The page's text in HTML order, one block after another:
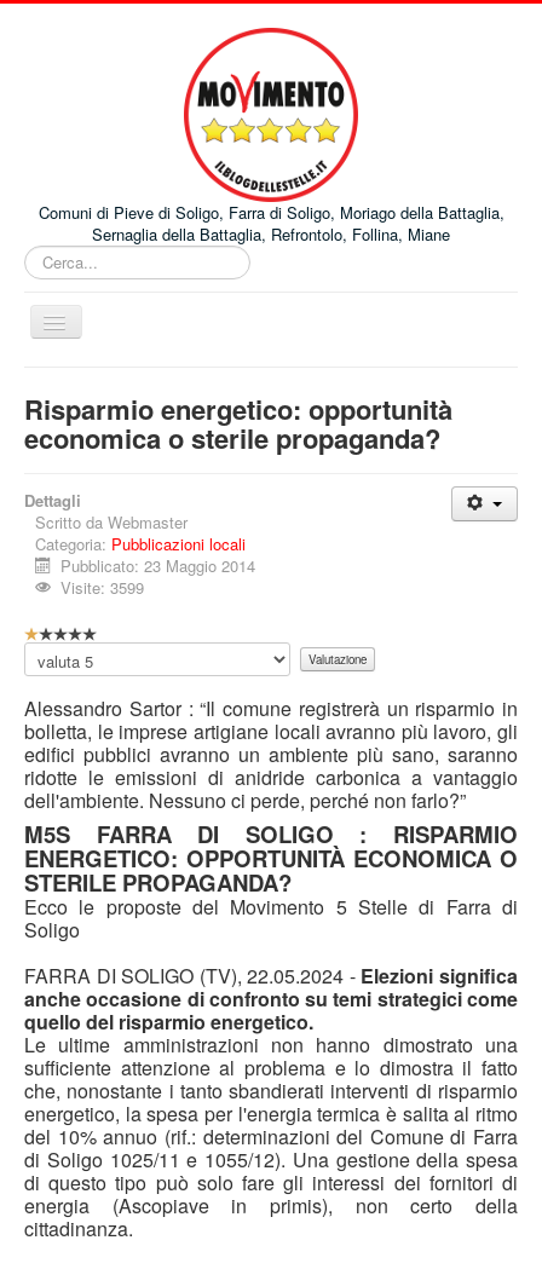
Comuni di Pieve di Soligo, Farra di Soligo, Moriago della Battaglia,
Sernaglia della Battaglia, Refrontolo, Follina, Miane
Cerca...
Cambia
navigazione
Comuni
Pubblicazioni
Video
Eventi
News
Informazioni
Links
Gruppo
Accedi
Segnalazioni
Sei qui: Home Pubblicazioni
Risparmio energetico: opportunità economica o sterile
propaganda?
Risparmio energetico: opportunità
economica o sterile propaganda?
Dettagli
Scritto da Webmaster
Categoria: Pubblicazioni locali
Pubblicato: 23 Maggio 2014
Visite: 3599
V
a
l
u
t
a
z
i
o
n
e
a
t
t
u
l
e
:
1
/
5
Valuta
Alessandro Sartor : “Il comune registrerà un risparmio in
bolletta, le imprese artigiane locali avranno più lavoro, gli
edifici pubblici avranno un ambiente più sano, saranno
ridotte le emissioni di anidride carbonica a vantaggio
dell'ambiente. Nessuno ci perde, perché non farlo?”
M5S FARRA DI SOLIGO : RISPARMIO
ENERGETICO: OPPORTUNITÀ ECONOMICA O
STERILE PROPAGANDA?
Ecco le proposte del Movimento 5 Stelle di Farra di
Soligo
FARRA DI SOLIGO (TV), 22.05.2024 - Elezioni significa
anche occasione di confronto su temi strategici come
quello del risparmio energetico.
Le ultime amministrazioni non hanno dimostrato una
sufficiente attenzione al problema e lo dimostra il fatto
che, nonostante i tanto sbandierati interventi di risparmio
energetico, la spesa per l'energia termica è salita al ritmo
del 10% annuo (rif.: determinazioni del Comune di Farra
di Soligo 1025/11 e 1055/12). Una gestione della spesa
di questo tipo può solo fare gli interessi dei fornitori di
energia (Ascopiave in primis), non certo della
cittadinanza.